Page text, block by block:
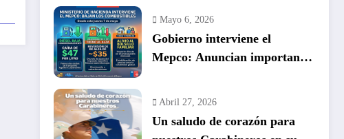
TEMPRANA SALVA VIDAS
Mayo 6, 2026
Gobierno interviene el
Mepco: Anuncian importante
Abril 27, 2026
Un saludo de corazón para